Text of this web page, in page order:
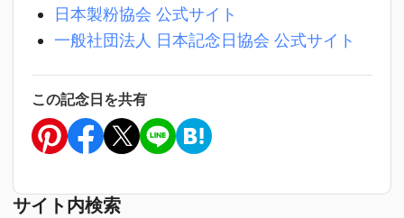
日本製粉協会 公式サイト
一般社団法人 日本記念日協会 公式サイト
この記念日を共有
サイト内検索